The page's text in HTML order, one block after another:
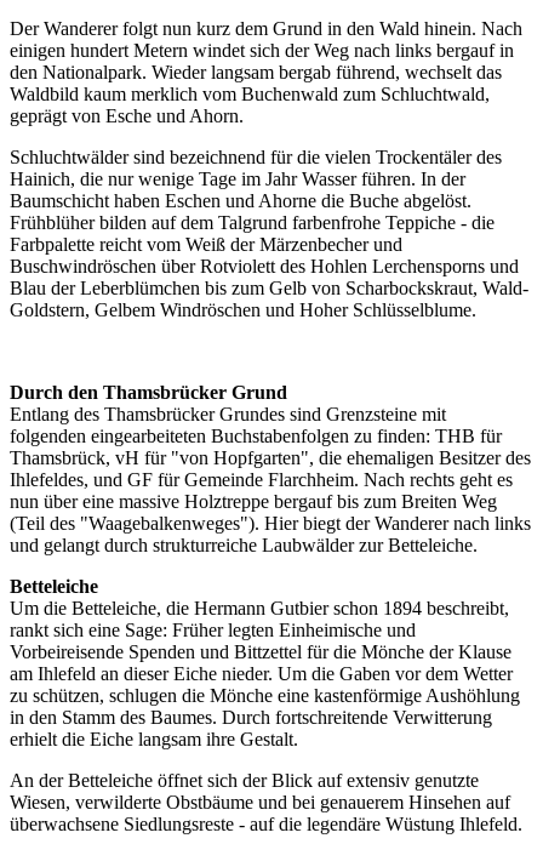
Der Wanderer folgt nun kurz dem Grund in den Wald hinein. Nach
einigen hundert Metern windet sich der Weg nach links bergauf in
den Nationalpark. Wieder langsam bergab führend, wechselt das
Waldbild kaum merklich vom Buchenwald zum Schluchtwald,
geprägt von Esche und Ahorn.
Schluchtwälder sind bezeichnend für die vielen Trockentäler des
Hainich, die nur wenige Tage im Jahr Wasser führen. In der
Baumschicht haben Eschen und Ahorne die Buche abgelöst.
Frühblüher bilden auf dem Talgrund farbenfrohe Teppiche - die
Farbpalette reicht vom Weiß der Märzenbecher und
Buschwindröschen über Rotviolett des Hohlen Lerchensporns und
Blau der Leberblümchen bis zum Gelb von Scharbockskraut, Wald-
Goldstern, Gelbem Windröschen und Hoher Schlüsselblume.
Durch den Thamsbrücker Grund
Entlang des Thamsbrücker Grundes sind Grenzsteine mit
folgenden eingearbeiteten Buchstabenfolgen zu finden: THB für
Thamsbrück, vH für "von Hopfgarten", die ehemaligen Besitzer des
Ihlefeldes, und GF für Gemeinde Flarchheim. Nach rechts geht es
nun über eine massive Holztreppe bergauf bis zum Breiten Weg
(Teil des "Waagebalkenweges"). Hier biegt der Wanderer nach links
und gelangt durch strukturreiche Laubwälder zur Betteleiche.
Betteleiche
Um die Betteleiche, die Hermann Gutbier schon 1894 beschreibt,
rankt sich eine Sage: Früher legten Einheimische und
Vorbeireisende Spenden und Bittzettel für die Mönche der Klause
am Ihlefeld an dieser Eiche nieder. Um die Gaben vor dem Wetter
zu schützen, schlugen die Mönche eine kastenförmige Aushöhlung
in den Stamm des Baumes. Durch fortschreitende Verwitterung
erhielt die Eiche langsam ihre Gestalt.
An der Betteleiche öffnet sich der Blick auf extensiv genutzte
Wiesen, verwilderte Obstbäume und bei genauerem Hinsehen auf
überwachsene Siedlungsreste - auf die legendäre Wüstung Ihlefeld.